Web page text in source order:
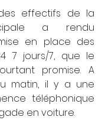
effectifs de la
a rendu
en place des
7 jours/7, que le
promise. A
matin, il y a une
téléphonique
en voiture.